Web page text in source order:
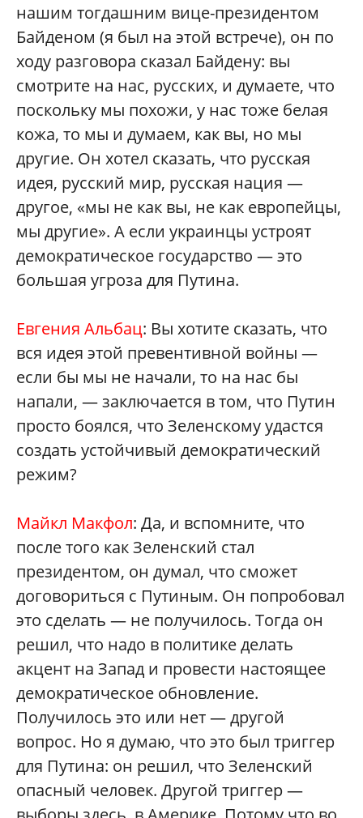
нашим тогдашним вице-президентом
Байденом (я был на этой встрече), он по
ходу разговора сказал Байдену: вы
смотрите на нас, русских, и думаете, что
поскольку мы похожи, у нас тоже белая
кожа, то мы и думаем, как вы, но мы
другие. Он хотел сказать, что русская
идея, русский мир, русская нация —
другое, «мы не как вы, не как европейцы,
мы другие». А если украинцы устроят
демократическое государство — это
большая угроза для Путина.
Евгения Альбац: Вы хотите сказать, что
вся идея этой превентивной войны —
если бы мы не начали, то на нас бы
напали, — заключается в том, что Путин
просто боялся, что Зеленскому удастся
создать устойчивый демократический
режим?
Майкл Макфол: Да, и вспомните, что
после того как Зеленский стал
президентом, он думал, что сможет
договориться с Путиным. Он попробовал
это сделать — не получилось. Тогда он
решил, что надо в политике делать
акцент на Запад и провести настоящее
демократическое обновление.
Получилось это или нет — другой
вопрос. Но я думаю, что это был триггер
для Путина: он решил, что Зеленский
опасный человек. Другой триггер —